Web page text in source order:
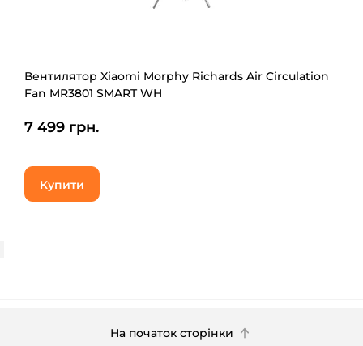
Вентилятор Xiaomi Morphy Richards Air Circulation
Fan MR3801 SMART WH
7 499 грн.
Купити
На початок сторінки